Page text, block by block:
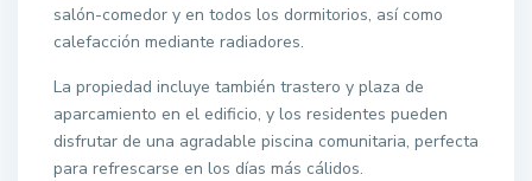
salón-comedor y en todos los dormitorios, así como
calefacción mediante radiadores.
La propiedad incluye también trastero y plaza de
aparcamiento en el edificio, y los residentes pueden
disfrutar de una agradable piscina comunitaria, perfecta
para refrescarse en los días más cálidos.